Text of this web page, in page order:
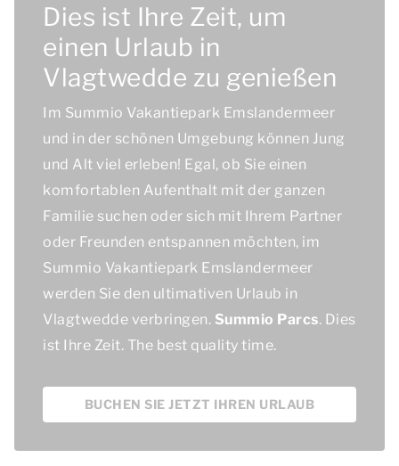
Dies ist Ihre Zeit, um
einen Urlaub in
Vlagtwedde zu genießen
Im Summio Vakantiepark Emslandermeer
und in der schönen Umgebung können Jung
und Alt viel erleben! Egal, ob Sie einen
komfortablen Aufenthalt mit der ganzen
Familie suchen oder sich mit Ihrem Partner
oder Freunden entspannen möchten, im
Summio Vakantiepark Emslandermeer
werden Sie den ultimativen Urlaub in
Vlagtwedde verbringen. Summio Parcs. Dies
ist Ihre Zeit. The best quality time.
BUCHEN SIE JETZT IHREN URLAUB